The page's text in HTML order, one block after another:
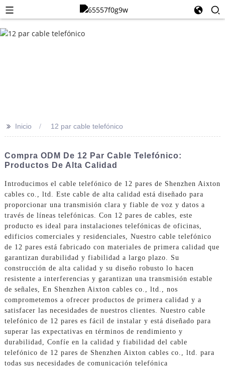
>> Inicio 12 par cable telefónico
Compra ODM De 12 Par Cable Telefónico:
Productos De Alta Calidad
Introducimos el cable telefónico de 12 pares de Shenzhen Aixton
cables co., ltd. Este cable de alta calidad está diseñado para
proporcionar una transmisión clara y fiable de voz y datos a
través de líneas telefónicas. Con 12 pares de cables, este
producto es ideal para instalaciones telefónicas de oficinas,
edificios comerciales y residenciales, Nuestro cable telefónico
de 12 pares está fabricado con materiales de primera calidad que
garantizan durabilidad y fiabilidad a largo plazo. Su
construcción de alta calidad y su diseño robusto lo hacen
resistente a interferencias y garantizan una transmisión estable
de señales, En Shenzhen Aixton cables co., ltd., nos
comprometemos a ofrecer productos de primera calidad y a
satisfacer las necesidades de nuestros clientes. Nuestro cable
telefónico de 12 pares es fácil de instalar y está diseñado para
superar las expectativas en términos de rendimiento y
durabilidad, Confíe en la calidad y fiabilidad del cable
telefónico de 12 pares de Shenzhen Aixton cables co., ltd. para
todas sus necesidades de comunicación telefónica